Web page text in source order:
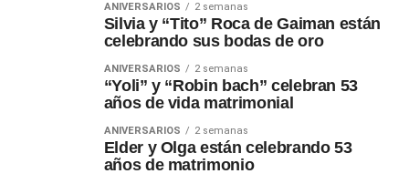
ANIVERSARIOS 2 semanas
Silvia y “Tito” Roca de Gaiman están
celebrando sus bodas de oro
ANIVERSARIOS 2 semanas
“Yoli” y “Robin bach” celebran 53
años de vida matrimonial
ANIVERSARIOS 2 semanas
Elder y Olga están celebrando 53
años de matrimonio